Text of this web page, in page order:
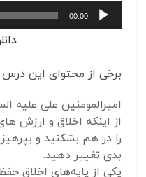
پخش‌کننده
صوت
00:00
برخی از محتوای این درس
امیرالمومنین علی علیه
از اینکه اخلاق و ارزش
را در هم بشکنید و
بدی تغییر دهید.
یکی از پایه‌های اخلاق